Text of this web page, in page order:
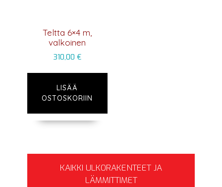
Teltta 6×4 m,
valkoinen
310,00 €
LISÄÄ
OSTOSKORIIN
KAIKKI ULKORAKENTEET JA
LÄMMITTIMET